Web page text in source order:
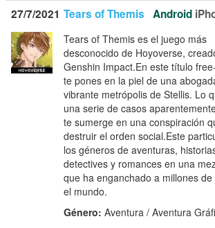
27/7/2021 Tears of Themis Android
Tears of Themis es el juego más
desconocido de Hoyoverse,
Genshin Impact.En este título
te pones en la piel de una
vibrante metrópolis de Stellis. Lo
una serie de casos
te sumerge en una conspiración
destruir el orden social.Este
los géneros de aventuras,
detectives y romances en una
que ha enganchado a millones
el mundo.
Género: Aventura / Aventura